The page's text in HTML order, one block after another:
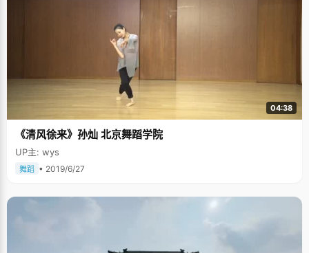
04:38
《清风徐来》孙灿 北京舞蹈学院
UP主: wys
舞蹈 • 2019/6/27